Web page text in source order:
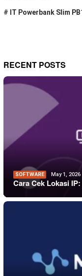
# IT Powerbank Slim
RECENT POSTS
SOFTWARE May 1, 2026
Cara Cek Lokasi